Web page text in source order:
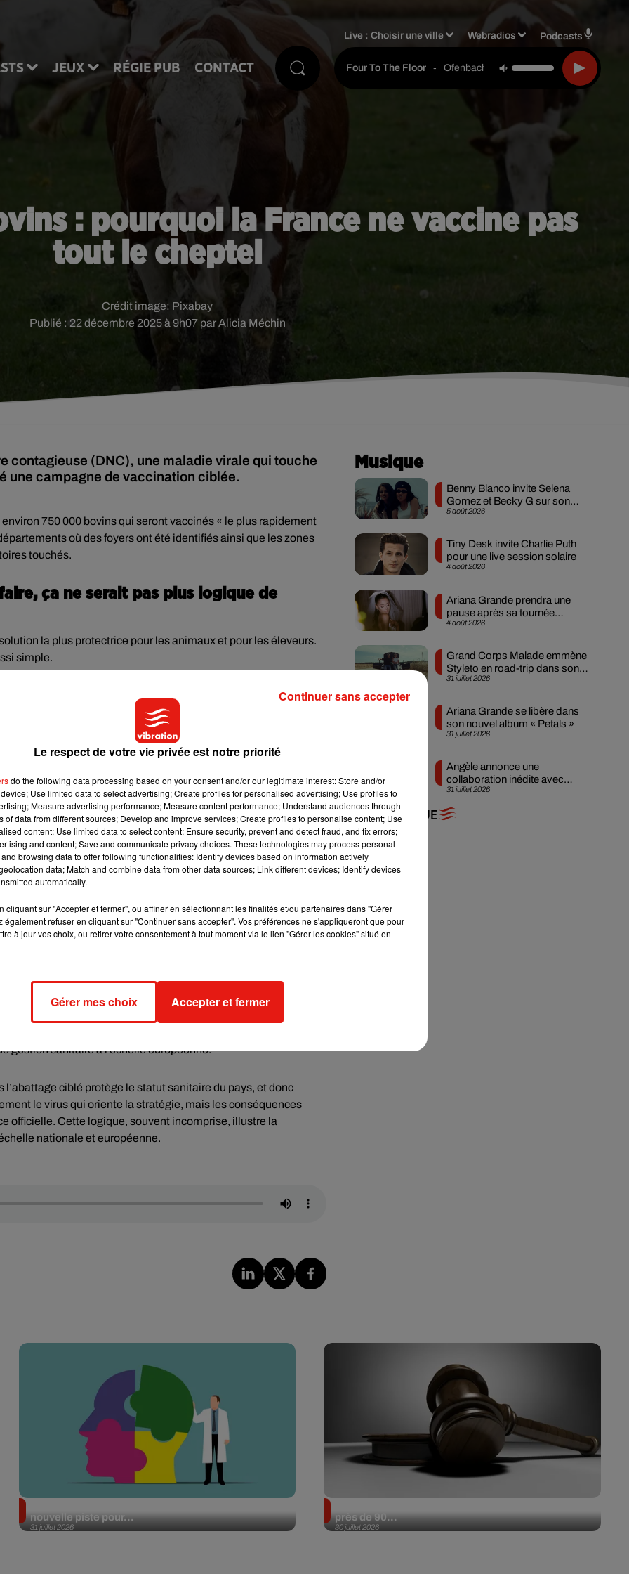
JEUX RÉGIE PUB CONTACT
Live :Choisir une ville Webradios Podcasts
Four To The Floor - Ofenbach, Starsailor
: pourquoi la France ne vaccine pas
tout le cheptel
Publié : 22 décembre 2025 à 9h07 par Alicia Méchin
Crédit image: Pixabay
contagieuse (DNC), une maladie virale qui touche
une campagne de vaccination ciblée.
750 000 bovins qui seront vaccinés « le plus rapidement
où des foyers ont été identifiés ainsi que les zones
touchés.
ça ne serait pas plus logique de
la plus protectrice pour les animaux et pour les éleveurs.
simple.
sanitaire européen : la vaccination contre la dermatose
dans certains contextes… et en pratique dissuadée, voire
par les conséquences qu’entraîne un acte de
En reconnaissant la nécessité de vacciner, un État
risque sérieux de circulation sur son territoire. Or cette
pays.
commerciaux. Il conditionne l’exportation d’animaux
ce statut, ou retarder son rétablissement, peut avoir des
massive, même préventive, peut prolonger les restrictions
À l’inverse, une politique d’abattage rapide des
et de déclarer son éradication dans des délais plus courts,
équilibre délicat. La vaccination ciblée protège les animaux
sur l’ensemble du territoire. L’abattage, aussi
gestion sanitaire à l’échelle européenne.
ciblé protège le statut sanitaire du pays, et donc
le virus qui oriente la stratégie, mais les conséquences
officielle. Cette logique, souvent incomprise, illustre la
nationale et européenne.
Musique
5 août 2026
Benny Blanco invite Selena
Gomez et Becky G sur son
nouveau single
4 août 2026
Tiny Desk invite Charlie Puth
pour une live session solaire
4 août 2026
Ariana Grande prendra une
pause après sa tournée
mondiale
31 juillet 2026
Grand Corps Malade emmène
Styleto en road-trip dans son
nouveau clip
31 juillet 2026
Ariana Grande se libère dans
son nouvel album « Petals »
31 juillet 2026
Angèle annonce une
collaboration inédite avec
Amelie Lens
+ DE MUSIQUE
31 juillet 2026
nouvelle piste pour...
30 juillet 2026
près de 90...
Le respect de votre vie privée est notre priorité
do the following data processing based on your consent and/or our legitimate interest: Store and/or
Use limited data to select advertising; Create profiles for personalised advertising; Use profiles to
Measure advertising performance; Measure content performance; Understand audiences through
of data from different sources; Develop and improve services; Create profiles to personalise content; Use
content; Use limited data to select content; Ensure security, prevent and detect fraud, and fix errors;
and content; Save and communicate privacy choices. These technologies may process personal
browsing data to offer following functionalities: Identify devices based on information actively
data; Match and combine data from other data sources; Link different devices; Identify devices
automatically.
cliquant sur "Accepter et fermer", ou affiner en sélectionnant les finalités et/ou partenaires dans "Gérer
également refuser en cliquant sur "Continuer sans accepter". Vos préférences ne s'appliqueront que pour
à jour vos choix, ou retirer votre consentement à tout moment via le lien "Gérer les cookies" situé en
Gérer mes choix Accepter et fermer
Continuer sans accepter